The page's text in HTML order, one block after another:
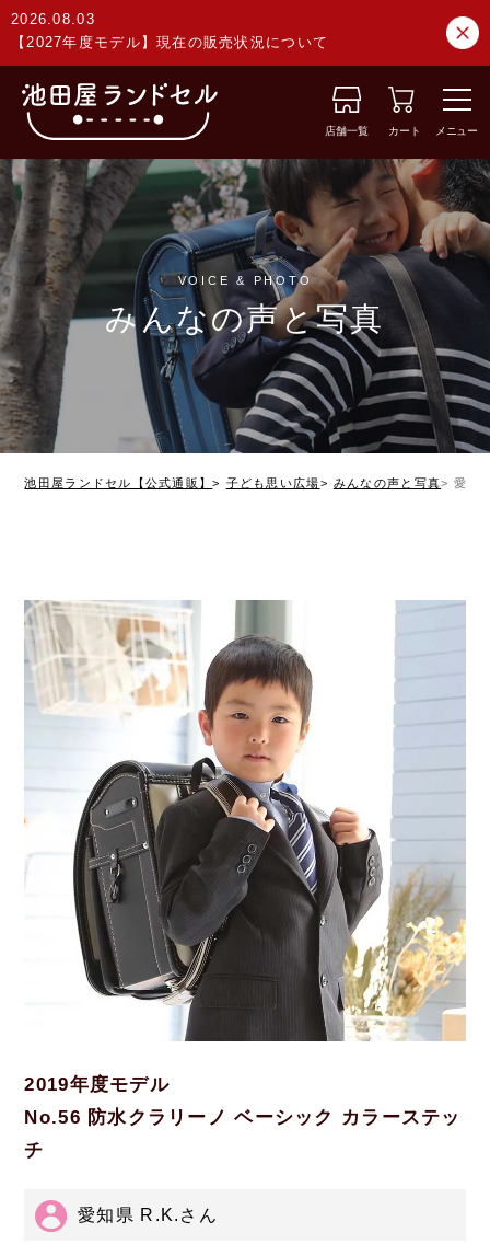
2026.08.03
【2027年度モデル】現在の販売状況について
店舗一覧 カート メニュー
VOICE & PHOTO
みんなの声と写真
池田屋ランドセル【公式通販】 子ども思い広場 みんなの声と写真 愛知
2019年度モデル
No.56 防水クラリーノ ベーシック カラーステッ
チ
愛知県 R.K.さん